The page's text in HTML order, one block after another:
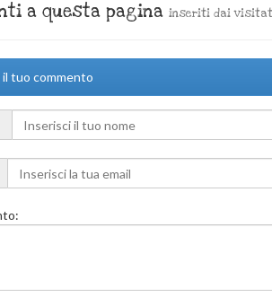
a questa pagina inseriti dai
tuo commento